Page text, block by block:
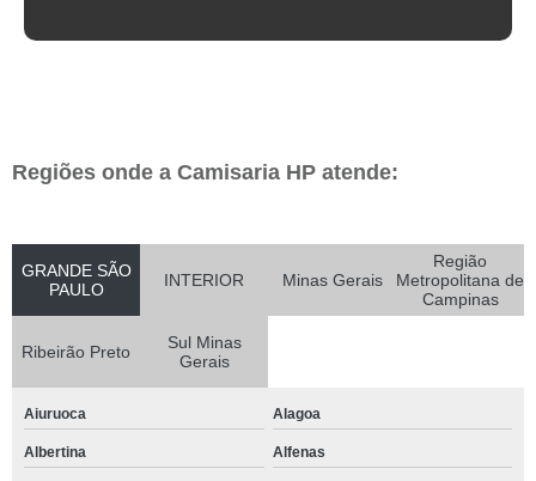
Regiões onde a Camisaria HP atende:
GRANDE SÃO
PAULO
INTERIOR Minas Gerais
Região
Metropolitana de
Campinas
Ribeirão Preto
Sul Minas
Gerais
Aiuruoca Alagoa
Albertina Alfenas